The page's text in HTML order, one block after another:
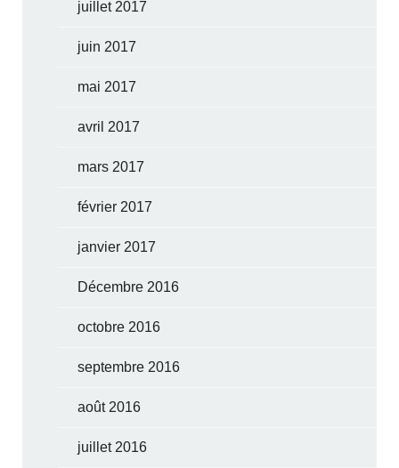
juillet 2017
juin 2017
mai 2017
avril 2017
mars 2017
février 2017
janvier 2017
Décembre 2016
octobre 2016
septembre 2016
août 2016
juillet 2016